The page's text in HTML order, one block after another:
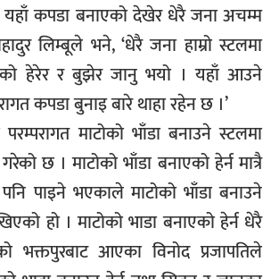
यहाँ कपडा बनाएको देखेर धेरै जना अचम्म
लिम्बूले भने, ‘धेरै जना हाम्रो स्टलमा
हेरेर र बुझेर जानु भयो । यहाँ आउने
कपडा बुनाइ बारे थाहा रहेन छ ।’
माटोको भाँडा बनाउने स्टलमा
छ । माटोको भाँडा बनाएको हेर्न मात्रै
पाइने भएकाले माटोको भाँडा बनाउने
हो । माटोको भाडा बनाएको हेर्न धेरै
भक्तपुरबाट आएका विनोद प्रजापतिले